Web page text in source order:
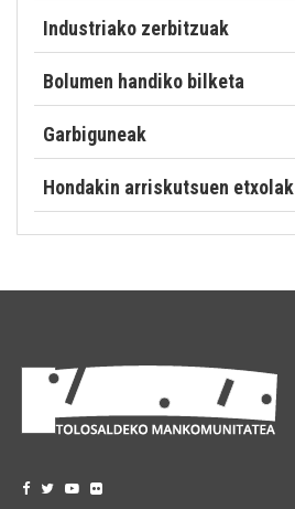
Industriako zerbitzuak
Bolumen handiko bilketa
Garbiguneak
Hondakin arriskutsuen etxolak